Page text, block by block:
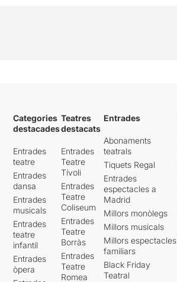
Categories
destacades
Entrades
teatre
Entrades
dansa
Entrades
musicals
Entrades
teatre
infantil
Entrades
òpera
Teatres
destacats
Entrades
Teatre
Tívoli
Entrades
Teatre
Coliseum
Entrades
Teatre
Borràs
Entrades
Teatre
Romea
Entrades
Abonaments
teatrals
Tiquets Regal
Entrades
espectacles a
Madrid
Millors monòlegs
Millors musicals
Millors espectacles
familiars
Black Friday
Teatral